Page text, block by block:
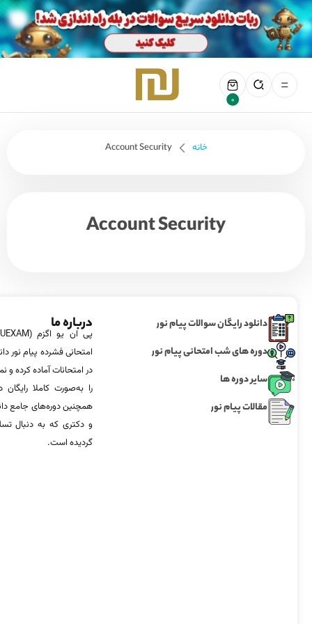
0
خانه Account Security
Account Security
دانلود رایگان سوالات پیام نور
دوره های شب امتحانی پیام نور
سایر دوره ها
مقالات پیام نور
درباره ما
امتحانی فشرده پیام نور
در امتحانات آماده‌ کرده
را به‌صورت کاملا
همچنین دوره‌های جامع
و دکتری که به دنبال
گردیده است.